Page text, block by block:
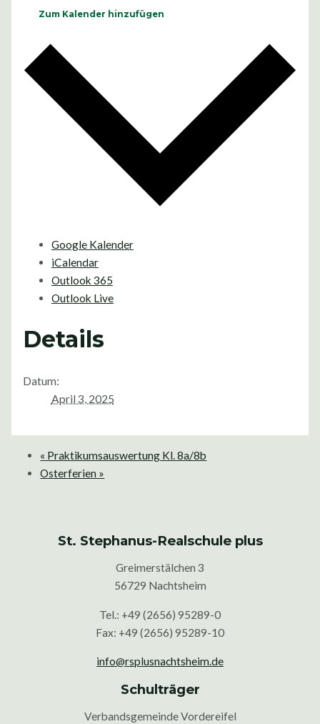
Zum Kalender hinzufügen
Google Kalender
iCalendar
Outlook 365
Outlook Live
Details
Datum:
April 3, 2025
« Praktikumsauswertung Kl. 8a/8b
Osterferien »
St. Stephanus-Realschule plus
Greimerstälchen 3
56729 Nachtsheim
Tel.: +49 (2656) 95289-0
Fax: +49 (2656) 95289-10
info@rsplusnachtsheim.de
Schulträger
Verbandsgemeinde Vordereifel